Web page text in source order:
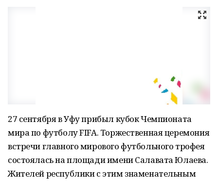
27 сентября в Уфу прибыл кубок Чемпионата
мира по футболу FIFA. Торжественная церемония
встречи главного мирового футбольного трофея
состоялась на площади имени Салавата Юлаева.
Жителей республики с этим знаменательным